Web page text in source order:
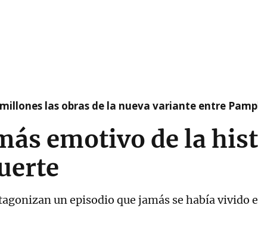
las obras de la nueva variante entre
emotivo de la
un episodio que jamás se había vivido